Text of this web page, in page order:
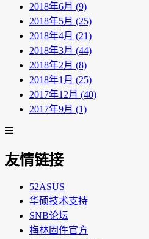
2018年6月 (9)
2018年5月 (25)
2018年4月 (21)
2018年3月 (44)
2018年2月 (8)
2018年1月 (25)
2017年12月 (40)
2017年9月 (1)
友情链接
52ASUS
华硕技术支持
SNB论坛
梅林固件官方